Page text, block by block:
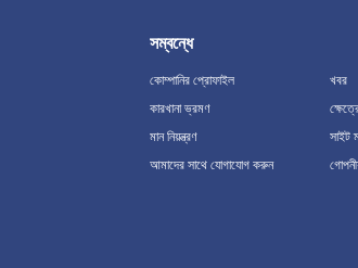
সম্বন্ধে
কোম্পানির প্রোফাইল
কারখানা ভ্রমণ
মান নিয়ন্ত্রণ
আমাদের সাথে যোগাযোগ করুন
খবর
সাইট